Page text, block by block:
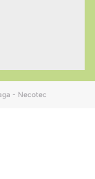
- Necotec